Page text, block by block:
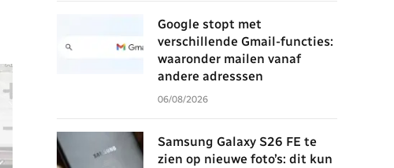
Google stopt met
verschillende Gmail-functies:
waaronder mailen vanaf
andere adresssen
06/08/2026
Samsung Galaxy S26 FE te
zien op nieuwe foto’s: dit kun